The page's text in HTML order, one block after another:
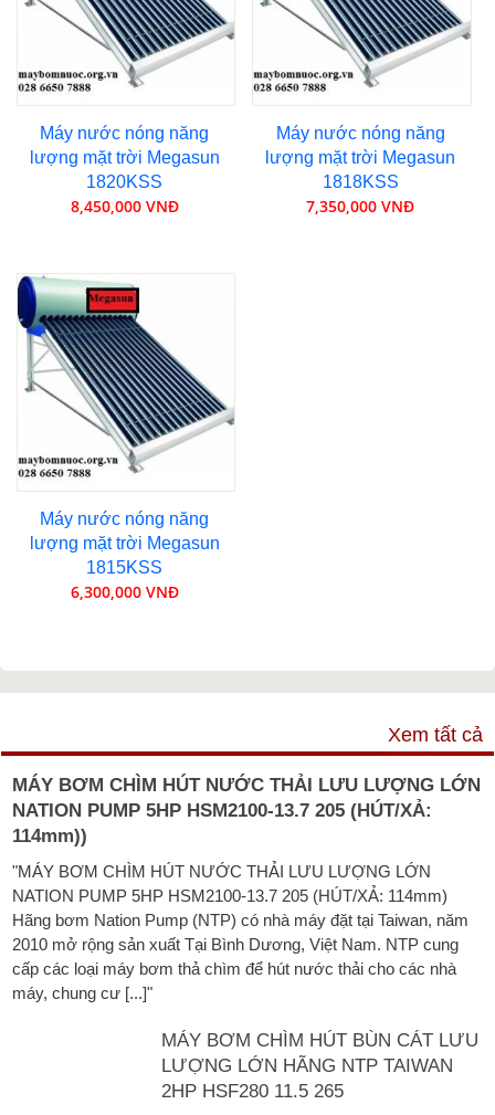
Máy nước nóng năng
lượng mặt trời Megasun
1820KSS
8,450,000 VNĐ
Máy nước nóng năng
lượng mặt trời Megasun
1818KSS
7,350,000 VNĐ
Máy nước nóng năng
lượng mặt trời Megasun
1815KSS
6,300,000 VNĐ
Xem tất cả
MÁY BƠM CHÌM HÚT NƯỚC THẢI LƯU LƯỢNG LỚN
NATION PUMP 5HP HSM2100-13.7 205 (HÚT/XẢ:
114mm))
"MÁY BƠM CHÌM HÚT NƯỚC THẢI LƯU LƯỢNG LỚN
NATION PUMP 5HP HSM2100-13.7 205 (HÚT/XẢ: 114mm)
Hãng bơm Nation Pump (NTP) có nhà máy đặt tại Taiwan, năm
2010 mở rộng sản xuất Tại Bình Dương, Việt Nam. NTP cung
cấp các loại máy bơm thả chìm để hút nước thải cho các nhà
máy, chung cư [...]"
MÁY BƠM CHÌM HÚT BÙN CÁT LƯU
LƯỢNG LỚN HÃNG NTP TAIWAN
2HP HSF280 11.5 265